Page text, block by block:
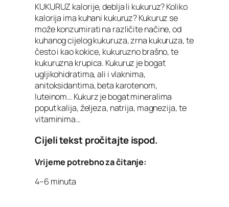
KUKURUZ kalorije, deblja li kukuruz? Koliko
kalorija ima kuhani kukuruz? Kukuruz se
može konzumirati na različite načine, od
kuhanog cijelog kukuruza, zrna kukuruza, te
često i kao kokice, kukuruzno brašno, te
kukuruzna krupica. Kukuruz je bogat
ugljikohidratima, ali i vlaknima,
anitoksidantima, beta karotenom,
luteinom… Kukurz je bogat mineralima
poput kalija, željeza, natrija, magnezija, te
vitaminima…
Cijeli tekst pročitajte ispod.
Vrijeme potrebno za čitanje:
4–6 minuta